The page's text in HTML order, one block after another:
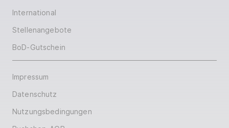
International
Stellenangebote
BoD-Gutschein
Impressum
Datenschutz
Nutzungsbedingungen